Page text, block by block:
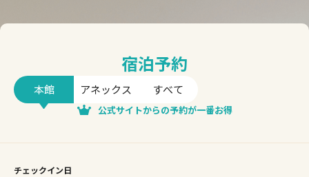
宿泊予約
公式サイトからの予約が一番お得
本館 アネックス すべて
チェックイン日